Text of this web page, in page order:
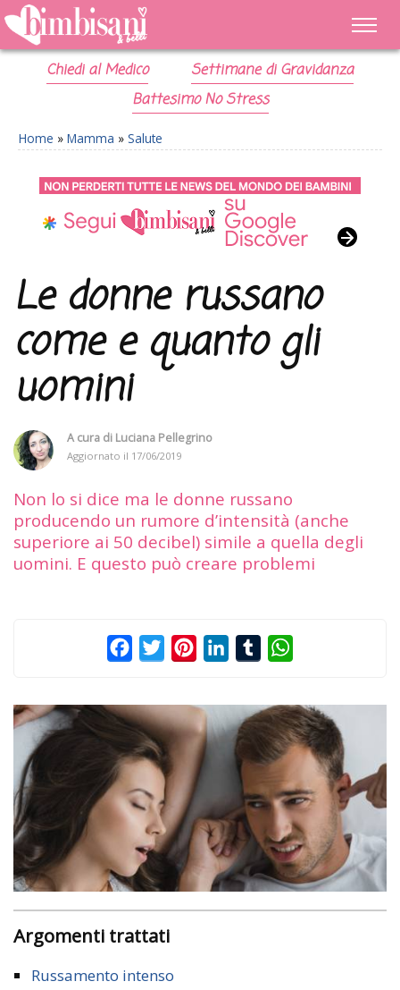
Chiedi al Medico
Settimane di Gravidanza
Battesimo No Stress
Home » Mamma » Salute
Le donne russano
come e quanto gli
uomini
A cura di Luciana Pellegrino
Aggiornato il 17/06/2019
Non lo si dice ma le donne russano
producendo un rumore d’intensità (anche
superiore ai 50 decibel) simile a quella degli
uomini. E questo può creare problemi
FacebookTwitterPinterestLinkedInTumblr
Argomenti trattati
Russamento intenso